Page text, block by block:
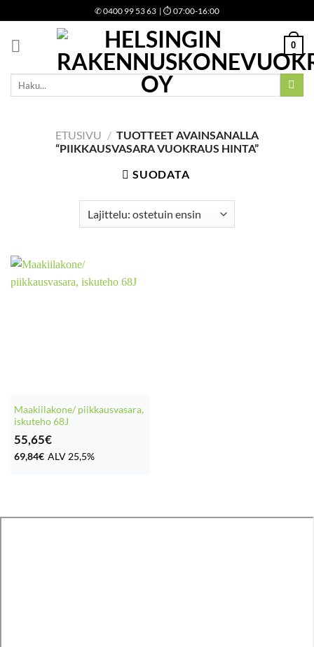
to
content
✆0400 99 53 63 | ⏱ 07:00-16:00
0
Etsi:
ETUSIVU / TUOTTEET AVAINSANALLA
“PIIKKAUSVASARA VUOKRAUS HINTA”
SUODATA
Maakiilakone/ piikkausvasara,
iskuteho 68J
55,65€
69,84€ ALV 25,5%